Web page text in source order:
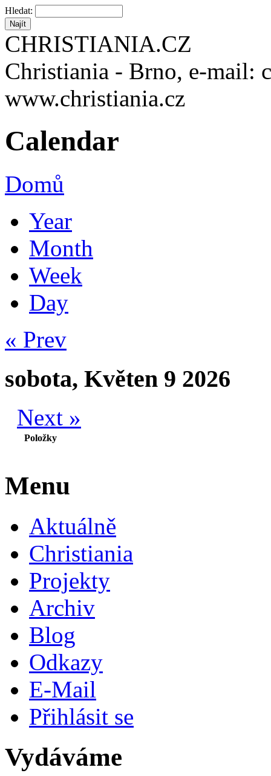
Hledat:
CHRISTIANIA.CZ
Christiania - Brno, e-mail:
www.christiania.cz
Calendar
Domů
Year
Month
Week
Day
« Prev
sobota, Květen 9 2026
Next »
Položky
Menu
Aktuálně
Christiania
Projekty
Archiv
Blog
Odkazy
E-Mail
Přihlásit se
Vydáváme